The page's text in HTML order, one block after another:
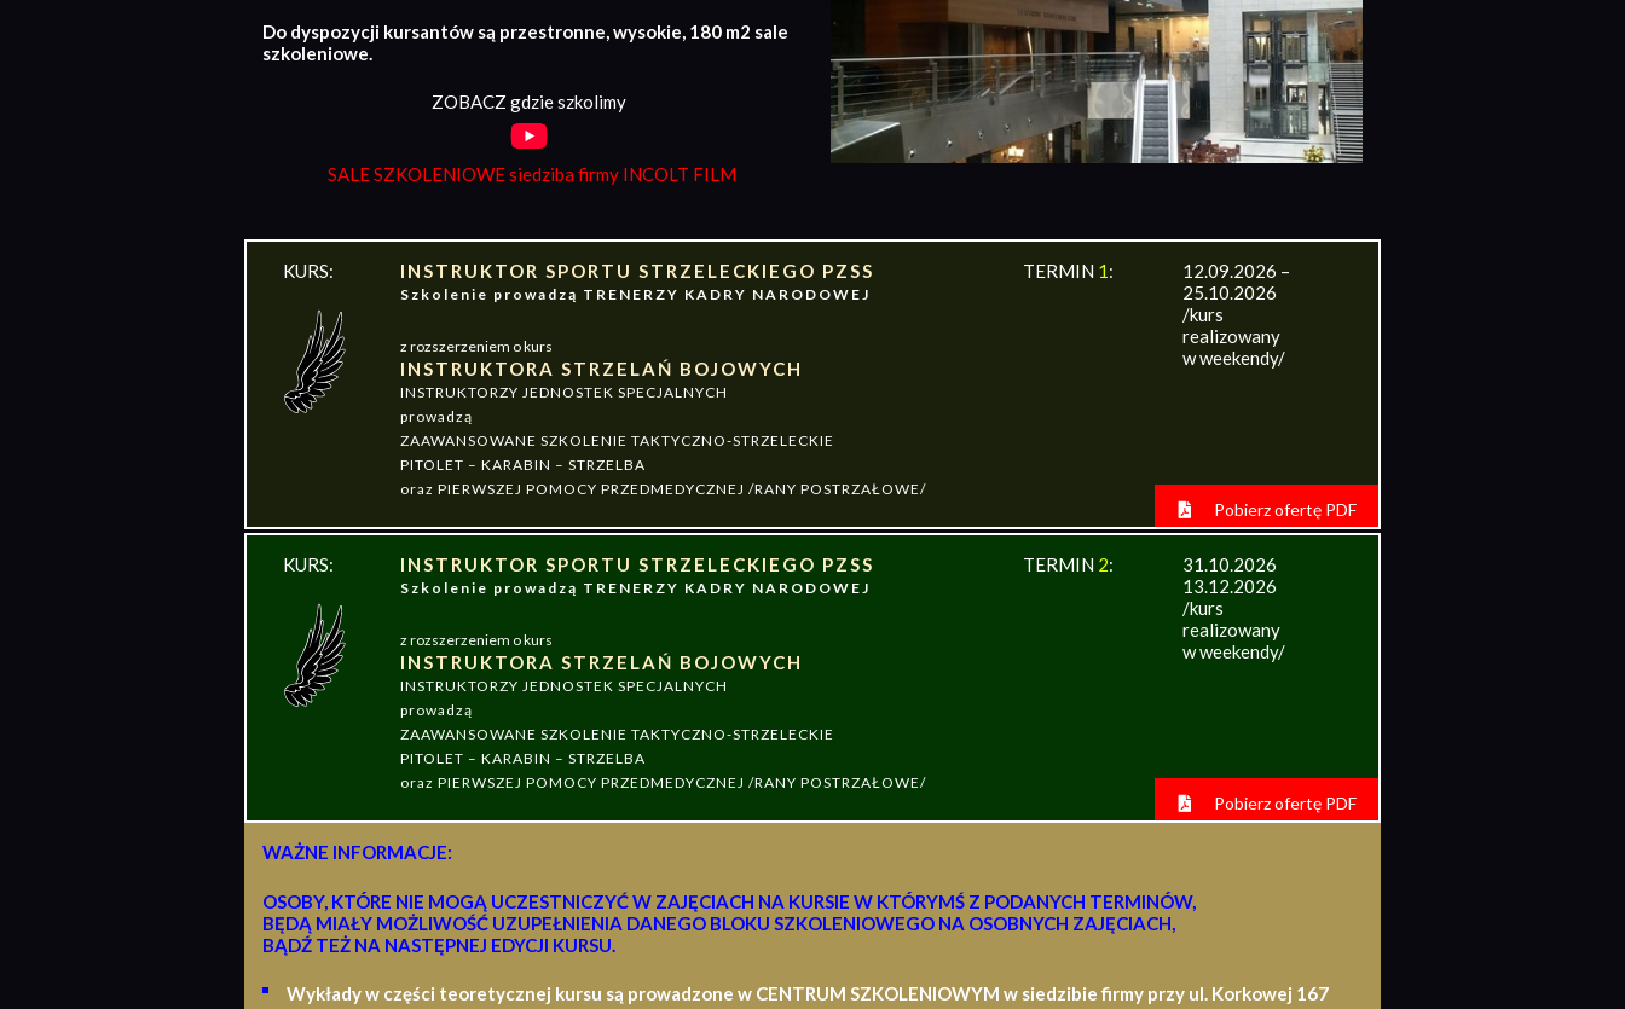
Do dyspozycji kursantów są przestronne, wysokie, 180 m2 sale
szkoleniowe.
ZOBACZ gdzie szkolimy
SALE SZKOLENIOWE siedziba firmy INCOLT FILM
KURS: INSTRUKTOR SPORTU STRZELECKIEGO PZSS
Szkolenie prowadzą TRENERZY KADRY NARODOWEJ
z rozszerzeniem o kurs
INSTRUKTORA STRZELAŃ BOJOWYCH
INSTRUKTORZY JEDNOSTEK SPECJALNYCH
prowadzą
ZAAWANSOWANE SZKOLENIE TAKTYCZNO-STRZELECKIE
PITOLET – KARABIN – STRZELBA
oraz PIERWSZEJ POMOCY PRZEDMEDYCZNEJ /RANY POSTRZAŁOWE/
TERMIN 1:
12.09.2026 –
25.10.2026
/kurs
realizowany
w weekendy/
Pobierz ofertę PDF
KURS: INSTRUKTOR SPORTU STRZELECKIEGO PZSS
Szkolenie prowadzą TRENERZY KADRY NARODOWEJ
z rozszerzeniem o kurs
INSTRUKTORA STRZELAŃ BOJOWYCH
INSTRUKTORZY JEDNOSTEK SPECJALNYCH
prowadzą
ZAAWANSOWANE SZKOLENIE TAKTYCZNO-STRZELECKIE
PITOLET – KARABIN – STRZELBA
oraz PIERWSZEJ POMOCY PRZEDMEDYCZNEJ /RANY POSTRZAŁOWE/
TERMIN 2:
31.10.2026
13.12.2026
/kurs
realizowany
w weekendy/
Pobierz ofertę PDF
WAŻNE INFORMACJE:
OSOBY, KTÓRE NIE MOGĄ UCZESTNICZYĆ W ZAJĘCIACH NA KURSIE W KTÓRYMŚ Z PODANYCH TERMINÓW,
BĘDĄ MIAŁY MOŻLIWOŚĆ UZUPEŁNIENIA DANEGO BLOKU SZKOLENIOWEGO NA OSOBNYCH ZAJĘCIACH,
BĄDŹ TEŻ NA NASTĘPNEJ EDYCJI KURSU.
Wykłady w części teoretycznej kursu są prowadzone w CENTRUM SZKOLENIOWYM w siedzibie firmy przy ul. Korkowej 167